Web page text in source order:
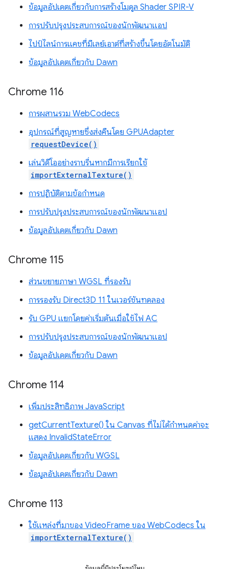
ข้อมูลอัปเดตเกี่ยวกับการสร้างโมดูล Shader SPIR-V
การปรับปรุงประสบการณ์ของนักพัฒนาแอป
ไปป์ไลน์การแคชที่มีเลย์เอาต์ที่สร้างขึ้นโดยอัตโนมัติ
ข้อมูลอัปเดตเกี่ยวกับ Dawn
Chrome 116
การผสานรวม WebCodecs
อุปกรณ์ที่สูญหายซึ่งส่งคืนโดย GPUAdapter
requestDevice()
เล่นวิดีโออย่างราบรื่นหากมีการเรียกใช้
importExternalTexture()
การปฏิบัติตามข้อกำหนด
การปรับปรุงประสบการณ์ของนักพัฒนาแอป
ข้อมูลอัปเดตเกี่ยวกับ Dawn
Chrome 115
ส่วนขยายภาษา WGSL ที่รองรับ
การรองรับ Direct3D 11 ในเวอร์ชันทดลอง
รับ GPU แยกโดยค่าเริ่มต้นเมื่อใช้ไฟ AC
การปรับปรุงประสบการณ์ของนักพัฒนาแอป
ข้อมูลอัปเดตเกี่ยวกับ Dawn
Chrome 114
เพิ่มประสิทธิภาพ JavaScript
getCurrentTexture() ใน Canvas ที่ไม่ได้กำหนดค่าจะ
แสดง InvalidStateError
ข้อมูลอัปเดตเกี่ยวกับ WGSL
ข้อมูลอัปเดตเกี่ยวกับ Dawn
Chrome 113
ใช้แหล่งที่มาของ VideoFrame ของ WebCodecs ใน
importExternalTexture()